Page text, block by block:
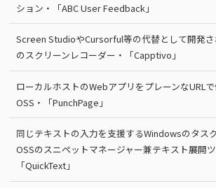
ション・「ABC User Feedback」
Screen StudioやCursorful等の代替として開発さ
のスクリーンレコーダー・「Capptivo」
ローカルホストのWebアプリをプレーンなURL
OSS・「PunchPage」
同じテキストの入力を支援するWindowsのタス
OSSのスニペットマネージャー兼テキスト展開ツ
「QuickText」